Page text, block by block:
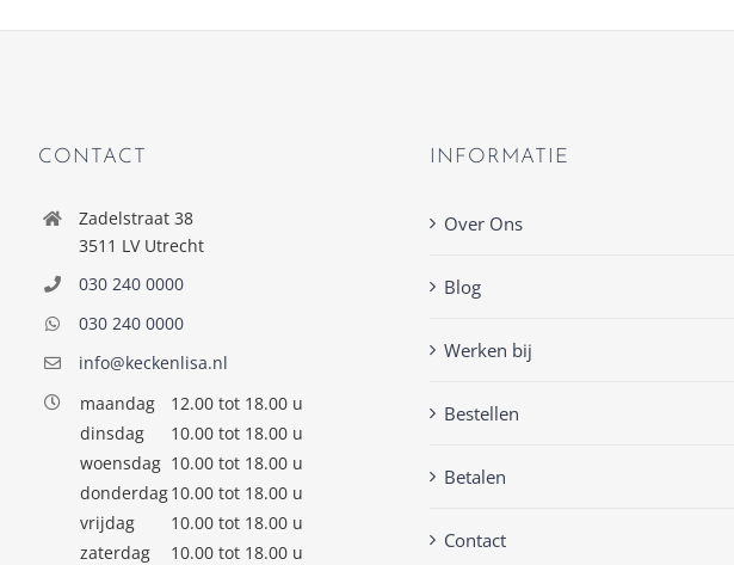
CONTACT
Zadelstraat 38
3511 LV Utrecht
030 240 0000
030 240 0000
info@keckenlisa.nl
maandag
12.00 tot 18.00 u
dinsdag
10.00 tot 18.00 u
woensdag 10.00 tot 18.00 u
donderdag10.00 tot 18.00 u
vrijdag
10.00 tot 18.00 u
zaterdag
10.00 tot 18.00 u
INFORMATIE
Over Ons
Blog
Werken bij
Bestellen
Betalen
Contact